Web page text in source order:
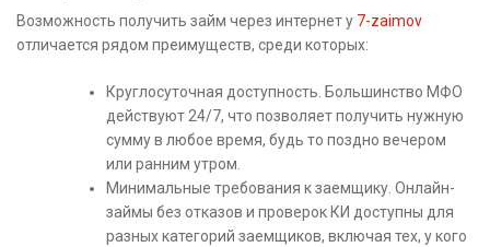
Возможность получить займ через интернет у 7-zaimov
отличается рядом преимуществ, среди которых:
Круглосуточная доступность. Большинство МФО
действуют 24/7, что позволяет получить нужную
сумму в любое время, будь то поздно вечером
или ранним утром.
Минимальные требования к заемщику. Онлайн-
займы без отказов и проверок КИ доступны для
разных категорий заемщиков, включая тех, у кого